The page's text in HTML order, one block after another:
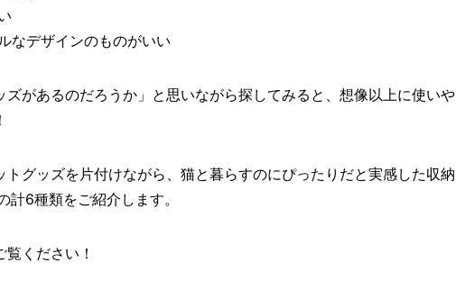
なデザインのものがいい
ズがあるのだろうか」と思いながら探してみると、想像以上に使いや
グッズを片付けながら、猫と暮らすのにぴったりだと実感した収納
6種類をご紹介します。
ください！